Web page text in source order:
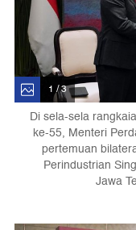
1 / 3
Di sela-sela
ke-55, Menteri
pertemuan
Perindustrian
Jawa